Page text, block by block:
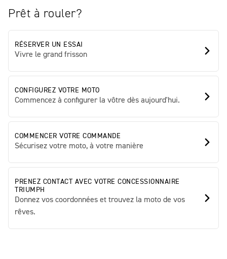
Prêt à rouler?
RÉSERVER UN ESSAI
Vivre le grand frisson
CONFIGUREZ VOTRE MOTO
Commencez à configurer la vôtre dès aujourd'hui.
COMMENCER VOTRE COMMANDE
Sécurisez votre moto, à votre manière
PRENEZ CONTACT AVEC VOTRE CONCESSIONNAIRE
TRIUMPH
Donnez vos coordonnées et trouvez la moto de vos
rêves.